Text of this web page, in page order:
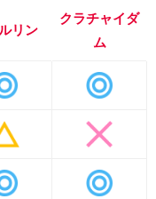
リン
クラチャイダ
ム